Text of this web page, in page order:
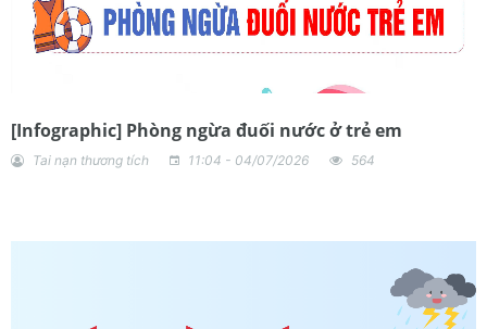
[Infographic] Phòng ngừa đuối nước ở trẻ em
Tai nạn thương tích 11:04 - 04/07/2026 564